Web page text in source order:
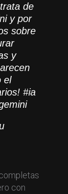
de
y por
sobre
y
el
#ia
con